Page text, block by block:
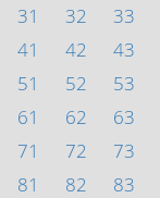
31
32 33
41
42 43
51
52 53
61
62 63
71
72 73
81
82 83